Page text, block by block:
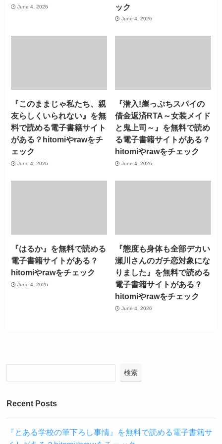
June 4, 2026
ック
June 4, 2026
『このままじゃ私たち、親
友らしくいられない』を無
料で読める電子書籍サイト
がある？hitomiやrawをチ
ェック
June 4, 2026
『潜入!崖っぷちスパイの
借金返済RTA～女装メイド
と鬼上司～』を無料で読め
る電子書籍サイトがある？
hitomiやrawをチェック
June 4, 2026
『はるか』を無料で読める
電子書籍サイトがある？
hitomiやrawをチェック
June 4, 2026
『態度も身体も全部デカい
瀬川さんのガチ恋対象にな
りました』を無料で読める
電子書籍サイトがある？
hitomiやrawをチェック
June 4, 2026
検索
Recent Posts
『とある学校の筆下ろし事情』を無料で読める電子書籍サ